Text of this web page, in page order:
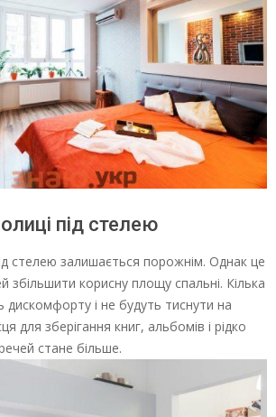
під стелею
стелею залишається порожнім. Однак це
збільшити корисну площу спальні. Кілька
дискомфорту і не будуть тиснути на
для зберігання книг, альбомів і рідко
стане більше.